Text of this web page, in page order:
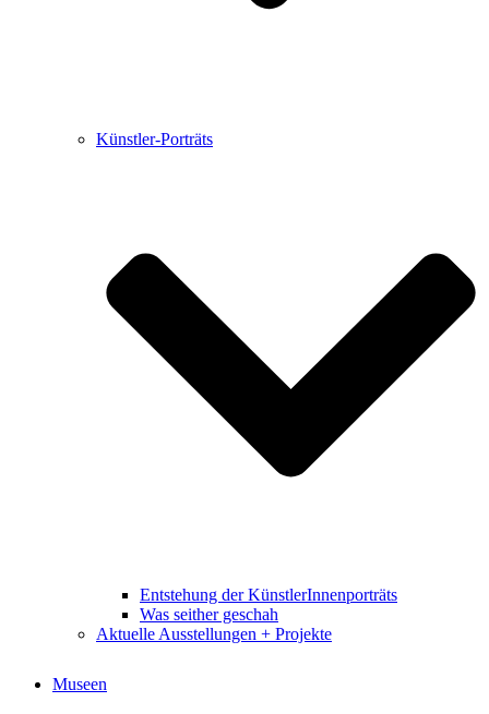
Künstler-Porträts
Entstehung der KünstlerInnenporträts
Was seither geschah
Aktuelle Ausstellungen + Projekte
Museen